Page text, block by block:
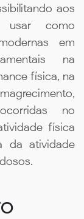
aos
usar como
em
na
física, na
no
física
da atividade